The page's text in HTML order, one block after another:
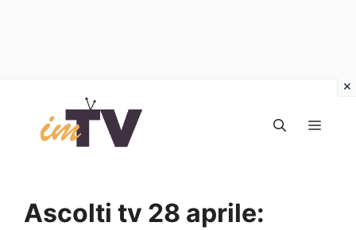
contenuto
Ascolti tv 28 aprile: